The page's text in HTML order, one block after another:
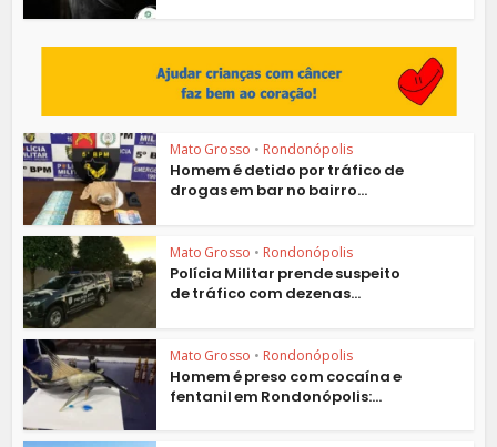
Mato Grosso • Rondonópolis
Homem é detido por tráfico de
drogas em bar no bairro...
Mato Grosso • Rondonópolis
Polícia Militar prende suspeito
de tráfico com dezenas...
Mato Grosso • Rondonópolis
Homem é preso com cocaína e
fentanil em Rondonópolis:...